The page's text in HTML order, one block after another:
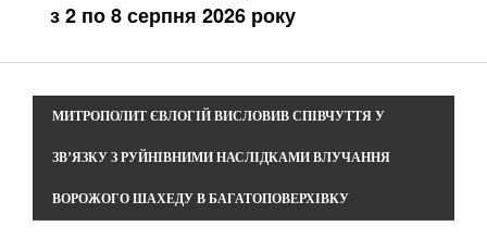
з 2 по 8 серпня 2026 року
МИТРОПОЛИТ ЄВЛОГІЙ ВИСЛОВИВ СПІВЧУТТЯ У
ЗВ’ЯЗКУ З РУЙНІВНИМИ НАСЛІДКАМИ ВЛУЧАННЯ
ВОРОЖОГО ШАХЕДУ В БАГАТОПОВЕРХІВКУ